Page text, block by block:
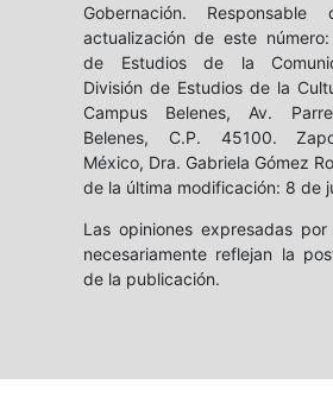
Gobernación.
actualización de este
de Estudios de la
División de Estudios de la
Campus Belenes, Av.
Belenes, C.P. 45100.
México, Dra. Gabriela Gómez
de la última modificación: 8 de
Las opiniones expresadas
necesariamente reflejan la
de la publicación.